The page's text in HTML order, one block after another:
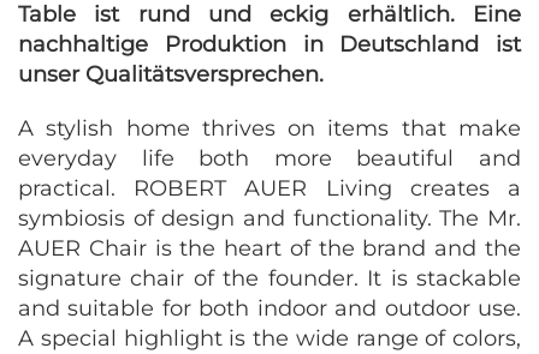
Table ist rund und eckig erhältlich. Eine
nachhaltige Produktion in Deutschland ist
unser Qualitätsversprechen.
A stylish home thrives on items that make
everyday life both more beautiful and
practical. ROBERT AUER Living creates a
symbiosis of design and functionality. The Mr.
AUER Chair is the heart of the brand and the
signature chair of the founder. It is stackable
and suitable for both indoor and outdoor use.
A special highlight is the wide range of colors,